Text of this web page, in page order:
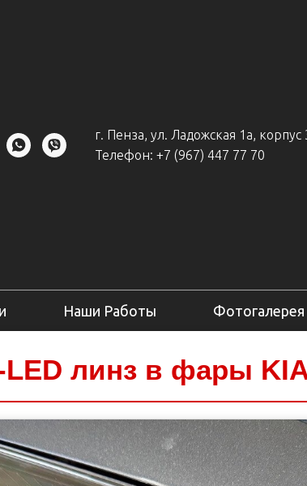
г. Пенза, ул. Ладожская 1а, корпус
Телефон: +7 (967) 447 77 70
Наши Работы Фотогалерея
линз в фары